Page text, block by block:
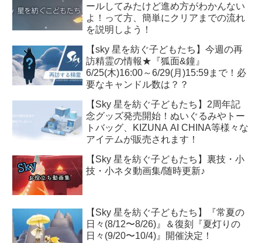
ールしてみたけど進め方がわかんない
よ！って方、簡単にクリアまでの流れ
を説明しよう！
【sky 星を紡ぐ子どもたち】今週の再
訪精霊の情報★『狐面&鐘』
6/25(木)16:00～6/29(月)15:59まで！必
要なキャンドル数は？？
【Sky 星を紡ぐ子どもたち】2周年記
念グッズ発売開始！ぬいぐるみやトー
トバッグ、KIZUNA AI CHINA等様々な
アイテムが販売されます！
【Sky 星を紡ぐ子どもたち】裏技・小
技・小ネタ動画集/随時更新♪
【Sky 星を紡ぐ子どもたち】『常夏の
日々(8/12〜8/26)』＆復刻『夏灯りの
日々(9/20〜10/4)』開催決定！